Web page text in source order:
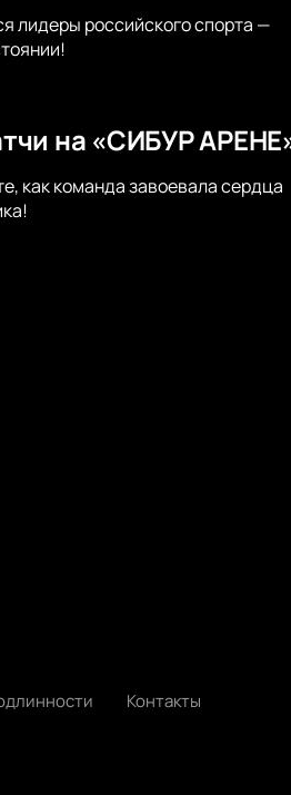
лидеры российского спорта —
на «СИБУР
как команда завоевала сердца
Контакты